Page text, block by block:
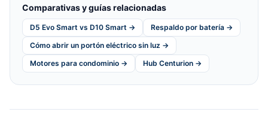
Comparativas y guías relacionadas
D5 Evo Smart vs D10 Smart →
Respaldo por batería →
Cómo abrir un portón eléctrico sin luz →
Motores para condominio →
Hub Centurion →